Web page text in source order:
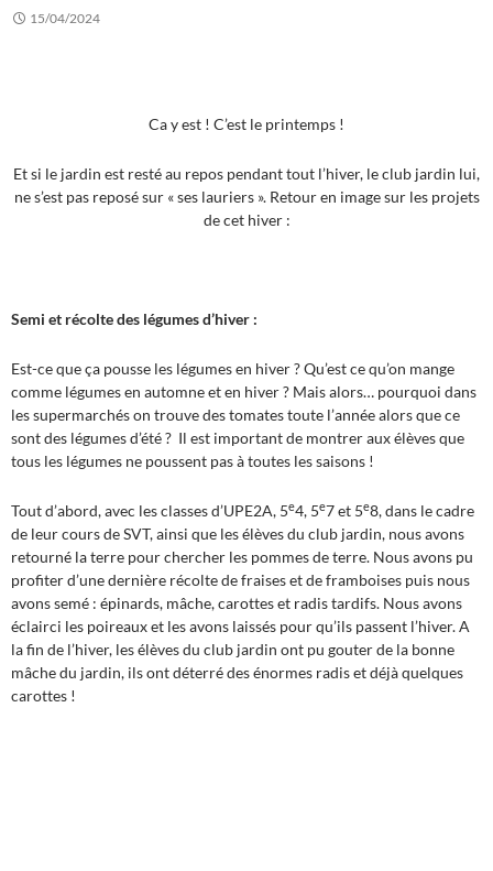
15/04/2024
Ca y est ! C’est le printemps !
Et si le jardin est resté au repos pendant tout l’hiver, le club jardin lui,
ne s’est pas reposé sur « ses lauriers ». Retour en image sur les projets
de cet hiver :
Semi et récolte des légumes d’hiver :
Est-ce que ça pousse les légumes en hiver ? Qu’est ce qu’on mange
comme légumes en automne et en hiver ? Mais alors… pourquoi dans
les supermarchés on trouve des tomates toute l’année alors que ce
sont des légumes d’été ? Il est important de montrer aux élèves que
tous les légumes ne poussent pas à toutes les saisons !
Tout d’abord, avec les classes d’UPE2A, 5e4, 5e7 et 5e8, dans le cadre
de leur cours de SVT, ainsi que les élèves du club jardin, nous avons
retourné la terre pour chercher les pommes de terre. Nous avons pu
profiter d’une dernière récolte de fraises et de framboises puis nous
avons semé : épinards, mâche, carottes et radis tardifs. Nous avons
éclairci les poireaux et les avons laissés pour qu’ils passent l’hiver. A
la fin de l’hiver, les élèves du club jardin ont pu gouter de la bonne
mâche du jardin, ils ont déterré des énormes radis et déjà quelques
carottes !